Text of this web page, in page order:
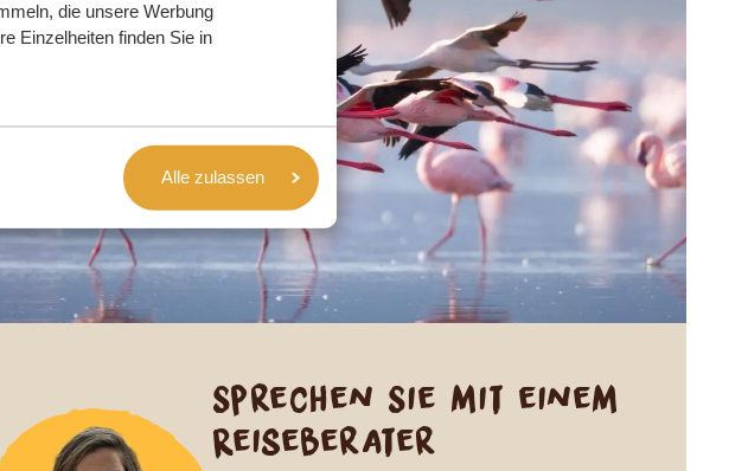
die unsere Werbung
Einzelheiten finden Sie in
Alle zulassen
Sprechen Sie mit einem
Reiseberater